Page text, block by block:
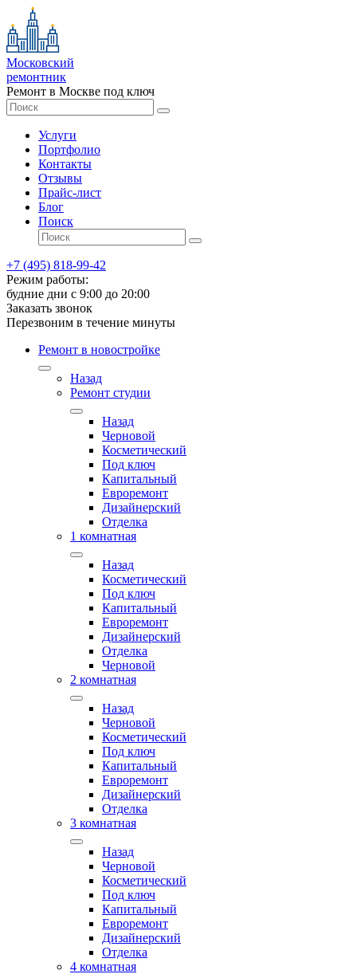
Московский
ремонтник
Ремонт в Москве под ключ
Услуги
Портфолио
Контакты
Отзывы
Прайс-лист
Блог
Поиск
+7 (495) 818-99-42
Режим работы:
будние дни с 9:00 до 20:00
Заказать звонок
Перезвоним в течение минуты
Ремонт в новостройке
Назад
Ремонт студии
Назад
Черновой
Косметический
Под ключ
Капитальный
Евроремонт
Дизайнерский
Отделка
1 комнатная
Назад
Косметический
Под ключ
Капитальный
Евроремонт
Дизайнерский
Отделка
Черновой
2 комнатная
Назад
Черновой
Косметический
Под ключ
Капитальный
Евроремонт
Дизайнерский
Отделка
3 комнатная
Назад
Черновой
Косметический
Под ключ
Капитальный
Евроремонт
Дизайнерский
Отделка
4 комнатная